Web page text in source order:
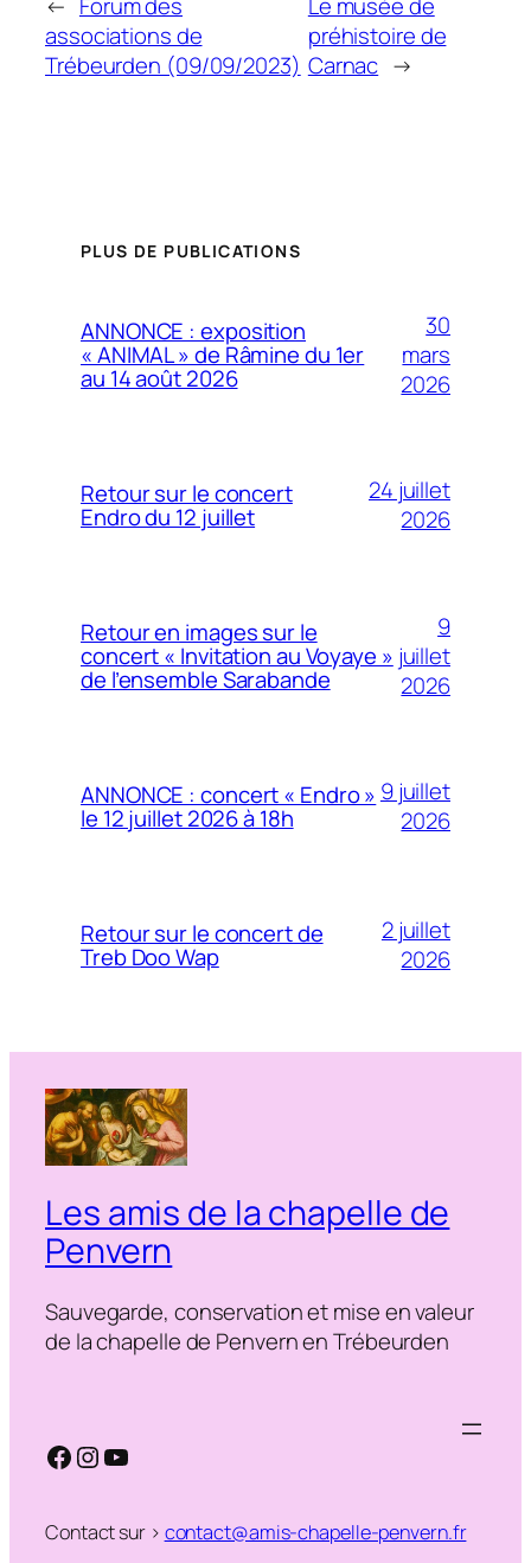
← Forum des
associations de
Trébeurden (09/09/2023)
Le musée de
préhistoire de
Carnac →
PLUS DE PUBLICATIONS
ANNONCE : exposition
« ANIMAL » de Râmine du 1er
au 14 août 2026
30
mars
2026
Retour sur le concert
Endro du 12 juillet
24 juillet
2026
Retour en images sur le
concert « Invitation au Voyaye »
de l’ensemble Sarabande
9
juillet
2026
ANNONCE : concert « Endro »
le 12 juillet 2026 à 18h
9 juillet
2026
Retour sur le concert de
Treb Doo Wap
2 juillet
2026
Les amis de la chapelle de
Penvern
Sauvegarde, conservation et mise en valeur
de la chapelle de Penvern en Trébeurden
Facebook
Instagram
YouTube
Contact sur > contact@amis-chapelle-penvern.fr